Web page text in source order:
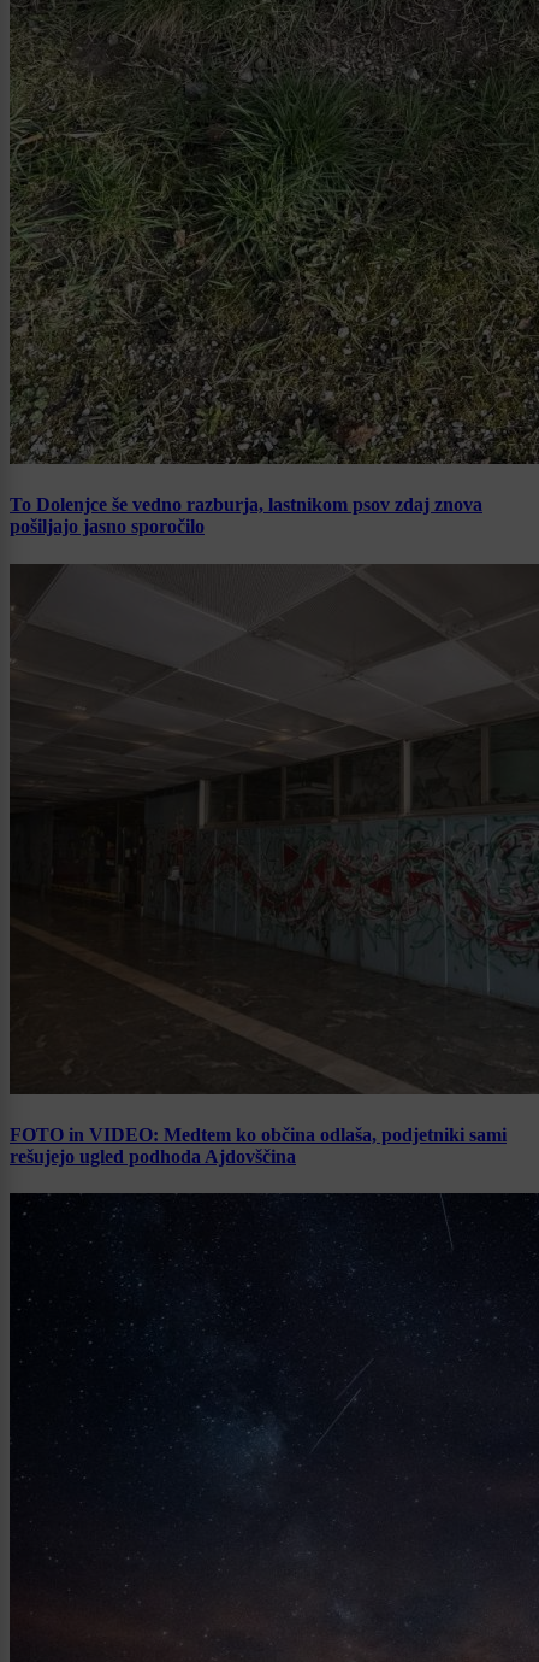
To Dolenjce še vedno razburja, lastnikom psov zdaj znova
pošiljajo jasno sporočilo
FOTO in VIDEO: Medtem ko občina odlaša, podjetniki sami
rešujejo ugled podhoda Ajdovščina